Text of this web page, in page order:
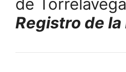
Registro de